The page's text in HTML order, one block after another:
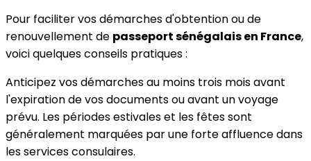
Pour faciliter vos démarches d'obtention ou de
renouvellement de passeport sénégalais en France,
voici quelques conseils pratiques :
Anticipez vos démarches au moins trois mois avant
l'expiration de vos documents ou avant un voyage
prévu. Les périodes estivales et les fêtes sont
généralement marquées par une forte affluence dans
les services consulaires.